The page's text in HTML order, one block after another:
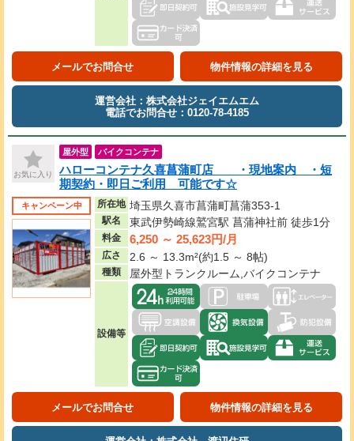
メールでお問合せ 物件情報の詳細を見る
運営会社：株式会社ジェイエムエム
電話でお問合せ：0120-78-4185
お気に入り
屋外型 バイクコンテナ
ハローコンテナ久喜菖蒲町店 ・現地案内 ・短
期契約・即日ご利用 可能です☆
キャンペーン中 所在地 埼玉県久喜市菖蒲町菖蒲353-1
駅名 東武伊勢崎線鷲宮駅 菖蒲神社前 徒歩1分
料金 6,250 ～ 25,623円/月
広さ 2.6 ～ 13.3m²(約1.5 ～ 8帖)
種類 屋外型トランクルーム,バイクコンテナ
設備等
メールでお問合せ 物件情報の詳細を見る